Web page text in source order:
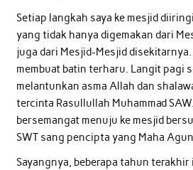
Setiap langkah saya ke mesjid
yang tidak hanya digemakan dari
juga dari Mesjid-Mesjid
membuat batin terharu. Langit pagi
melantunkan asma Allah dan
tercinta Rasullullah Muhammad
bersemangat menuju ke mesjid
SWT sang pencipta yang Maha
Sayangnya, beberapa tahun terakhir